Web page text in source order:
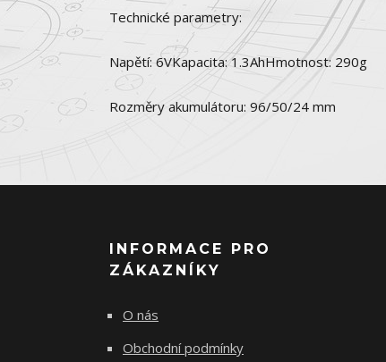
Technické parametry:
Napětí: 6VKapacita: 1.3AhHmotnost: 290g
Rozměry akumulátoru: 96/50/24 mm
INFORMACE PRO
ZÁKAZNÍKY
O nás
Obchodní podmínky